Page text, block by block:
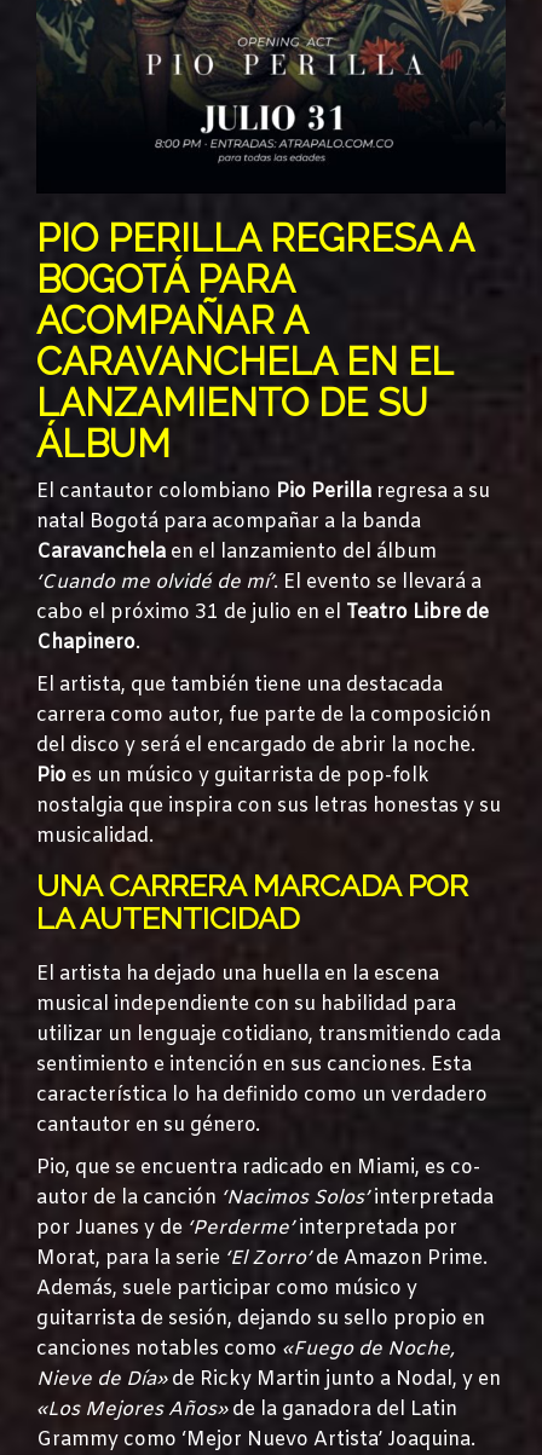
PIO PERILLA REGRESA A
BOGOTÁ PARA
ACOMPAÑAR A
CARAVANCHELA EN EL
LANZAMIENTO DE SU
ÁLBUM
El cantautor colombiano Pio Perilla regresa a su
natal Bogotá para acompañar a la banda
Caravanchela en el lanzamiento del álbum
‘Cuando me olvidé de mí’. El evento se llevará a
cabo el próximo 31 de julio en el Teatro Libre de
Chapinero.
El artista, que también tiene una destacada
carrera como autor, fue parte de la composición
del disco y será el encargado de abrir la noche.
Pio es un músico y guitarrista de pop-folk
nostalgia que inspira con sus letras honestas y su
musicalidad.
UNA CARRERA MARCADA POR
LA AUTENTICIDAD
El artista ha dejado una huella en la escena
musical independiente con su habilidad para
utilizar un lenguaje cotidiano, transmitiendo cada
sentimiento e intención en sus canciones. Esta
característica lo ha definido como un verdadero
cantautor en su género.
Pio, que se encuentra radicado en Miami, es co-
autor de la canción ‘Nacimos Solos’interpretada
por Juanes y de ‘Perderme’interpretada por
Morat, para la serie ‘El Zorro’de Amazon Prime.
Además, suele participar como músico y
guitarrista de sesión, dejando su sello propio en
canciones notables como «Fuego de Noche,
Nieve de Día»de Ricky Martin junto a Nodal, y en
«Los Mejores Años»de la ganadora del Latin
Grammy como ‘Mejor Nuevo Artista’ Joaquina.